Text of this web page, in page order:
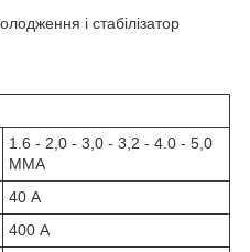
і стабілізатор
1.6 - 2,0 - 3,0 - 3,2 - 4.0 - 5,0
MMA
40 А
400 А